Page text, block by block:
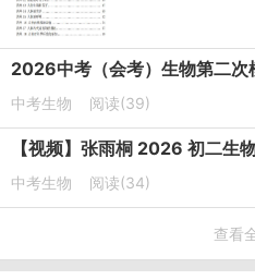
中考生物 阅读(39)
中考生物 阅读(34)
查看